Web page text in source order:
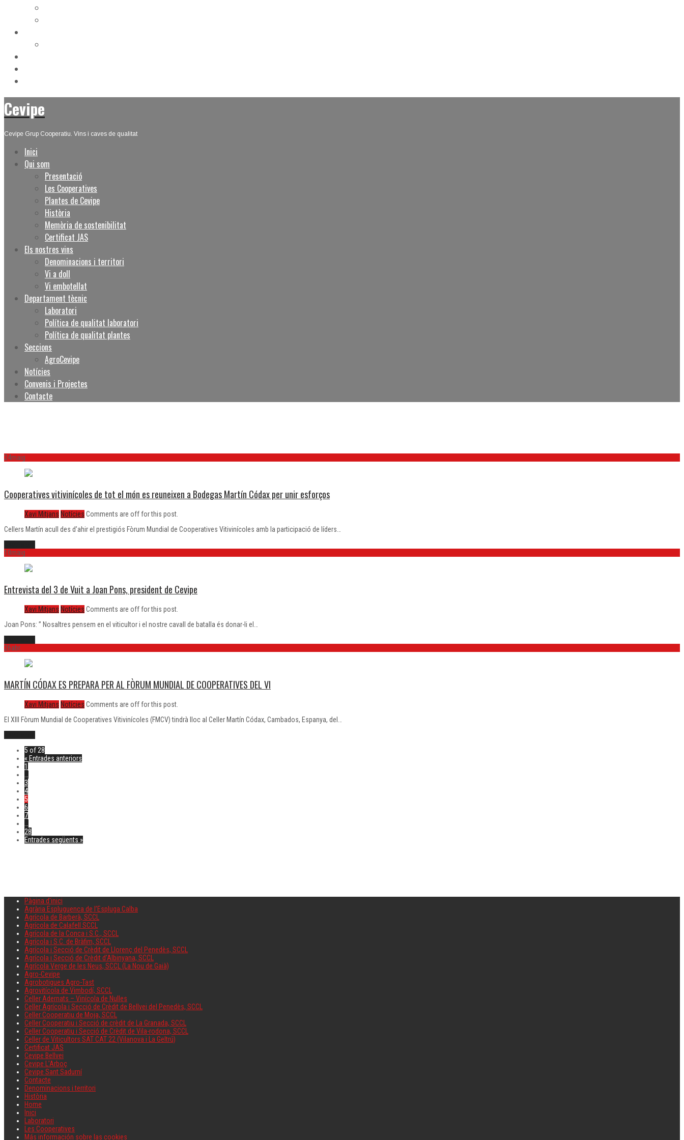
Cevipe
Cevipe Grup Cooperatiu. Vins i caves de qualitat
Inici
Qui som
Presentació
Les Cooperatives
Plantes de Cevipe
Història
Memòria de sostenibilitat
Certificat JAS
Els nostres vins
Denominacions i territori
Vi a doll
Vi embotellat
Departament tècnic
Laboratori
Política de qualitat laboratori
Política de qualitat plantes
Seccions
AgroCevipe
Notícies
Convenis i Projectes
Contacte
24maig
Cooperatives vitivinícoles de tot el món es reuneixen a Bodegas Martín Códax per unir esforços
Xavi Mitjans Notícies Comments are off for this post.
Cellers Martín acull des d’ahir el prestigiós Fòrum Mundial de Cooperatives Vitivinícoles amb la participació de líders…
10maig
Entrevista del 3 de Vuit a Joan Pons, president de Cevipe
Xavi Mitjans Notícies Comments are off for this post.
Joan Pons: ” Nosaltres pensem en el viticultor i el nostre cavall de batalla és donar-li el…
26abr.
MARTÍN CÓDAX ES PREPARA PER AL FÒRUM MUNDIAL DE COOPERATIVES DEL VI
Xavi Mitjans Notícies Comments are off for this post.
El XIII Fòrum Mundial de Cooperatives Vitivinícoles (FMCV) tindrà lloc al Celler Martín Códax, Cambados, Espanya, del…
5 of 28
« Entrades anteriors
1
3
4
5
6
7
28
Entrades següents »
Pàgina d'inici
Agrària Espluguenca de l’Espluga Calba
Agrícola de Barberà, SCCL
Agrícola de Calafell SCCL
Agrícola de la Conca i S.C., SCCL
Agrícola i S.C. de Bràfim, SCCL
Agrícola i Secció de Crèdit de Llorenç del Penedès, SCCL
Agrícola i Secció de Crèdit d’Albinyana, SCCL
Agrícola Verge de les Neus, SCCL (La Nou de Gaià)
Agro-Cevipe
Agrobotigues Agro-Tast
Agrovitícola de Vimbodí, SCCL
Celler Adernats – Vinícola de Nulles
Celler Agrícola i Secció de Crèdit de Bellvei del Penedès, SCCL
Celler Cooperatiu de Moja, SCCL
Celler Cooperatiu i Secció de crèdit de La Granada, SCCL
Celler Cooperatiu i Secció de Crèdit de Vila-rodona, SCCL
Celler de Viticultors SAT CAT 22 (Vilanova i La Geltrú)
Certificat JAS
Cevipe Bellvei
Cevipe L’Arboç
Cevipe Sant Sadurní
Contacte
Denominacions i territori
Història
Home
Inici
Laboratori
Les Cooperatives
Más información sobre las cookies